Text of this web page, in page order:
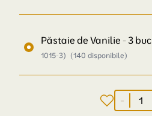
Păstaie de Vanilie - 3 buc
1015-3) (140 disponibile)
-